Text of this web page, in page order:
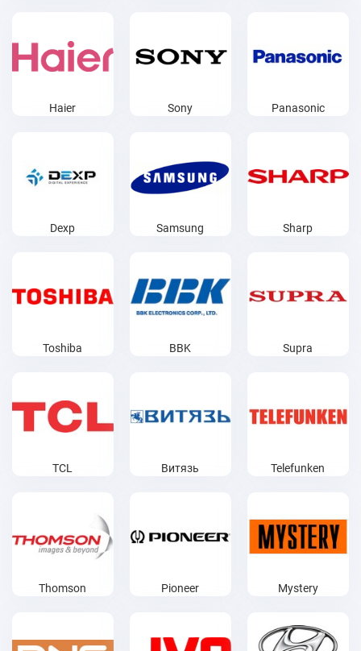
Haier Sony Panasonic
Dexp Samsung Sharp
Toshiba BBK Supra
TCL Витязь Telefunken
Thomson Pioneer Mystery